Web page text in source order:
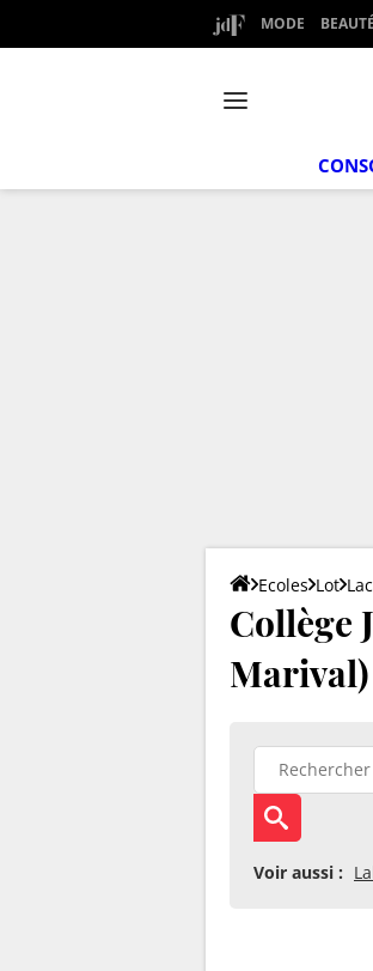
MODE BEAUTÉ
Ecoles Lot
Collège
Marival)
Voir aussi :